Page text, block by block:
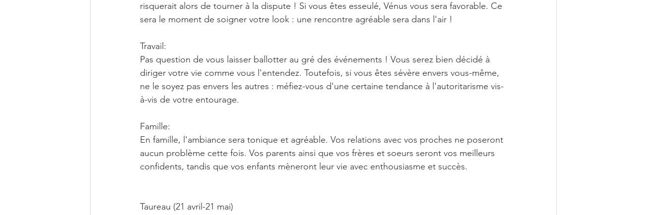
risquerait alors de tourner à la dispute ! Si vous êtes esseulé, Vénus vous sera favorable. Ce
sera le moment de soigner votre look : une rencontre agréable sera dans l'air !
Travail:
Pas question de vous laisser ballotter au gré des événements ! Vous serez bien décidé à
diriger votre vie comme vous l'entendez. Toutefois, si vous êtes sévère envers vous-même,
ne le soyez pas envers les autres : méfiez-vous d'une certaine tendance à l'autoritarisme vis-
à-vis de votre entourage.
Famille:
En famille, l'ambiance sera tonique et agréable. Vos relations avec vos proches ne poseront
aucun problème cette fois. Vos parents ainsi que vos frères et soeurs seront vos meilleurs
confidents, tandis que vos enfants mèneront leur vie avec enthousiasme et succès.
Taureau (21 avril-21 mai)